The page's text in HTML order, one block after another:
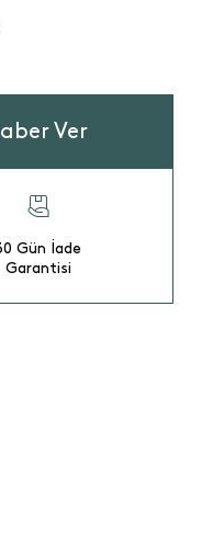
Ver
Gün İade
Garantisi